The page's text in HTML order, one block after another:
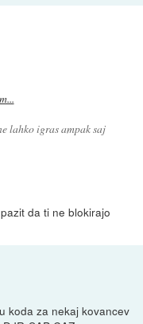
lahko igras ampak saj
da ti ne blokirajo
koda za nekaj kovancev